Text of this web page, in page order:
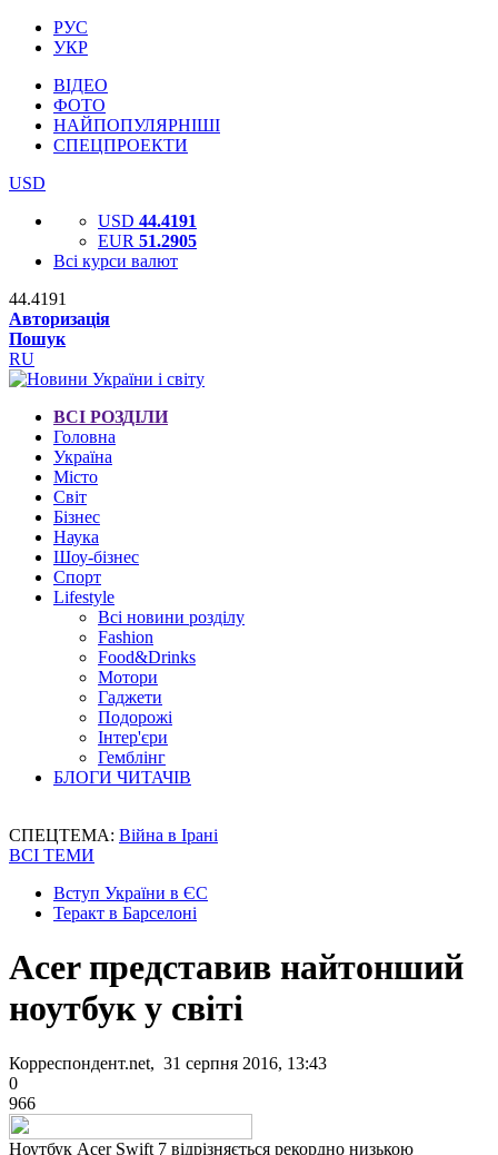
РУС
УКР
ВІДЕО
ФОТО
НАЙПОПУЛЯРНІШІ
СПЕЦПРОЕКТИ
USD
USD 44.4191
EUR 51.2905
Всі курси валют
44.4191
Авторизація
Пошук
RU
ВСІ РОЗДІЛИ
Головна
Україна
Місто
Світ
Бізнес
Наука
Шоу-бізнес
Спорт
Lifestyle
Всі новини розділу
Fashion
Food&Drinks
Мотори
Гаджети
Подорожі
Інтер'єри
Гемблінг
БЛОГИ ЧИТАЧІВ
СПЕЦТЕМА: Війна в Ірані
ВСІ ТЕМИ
Вступ України в ЄС
Теракт в Барселоні
Acer представив найтонший
ноутбук у світі
Корреспондент.net, 31 серпня 2016, 13:43
0
966
Ноутбук Acer Swift 7 відрізняється рекордно низькою